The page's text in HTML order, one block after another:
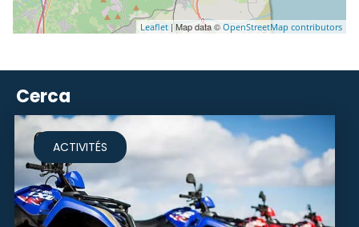
Leaflet | Map data © OpenStreetMap contributors
Cerca
ACTIVITÉS